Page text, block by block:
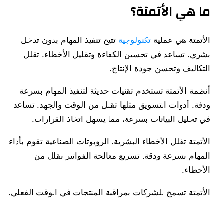
ما هي الأتمتة؟
الأتمتة هي عملية تكنولوجية تتيح تنفيذ المهام بدون تدخل
بشري. تساعد في تحسين الكفاءة وتقليل الأخطاء. تقلل
التكاليف وتحسن جودة الإنتاج.
أنظمة الأتمتة تستخدم تقنيات حديثة لتنفيذ المهام بسرعة
ودقة. أدوات التسويق مثلها تقلل من الوقت والجهد. تساعد
في تحليل البيانات بسرعة، مما يسهل اتخاذ القرارات.
الأتمتة تقلل الأخطاء البشرية. الروبوتات الصناعية تقوم بأداء
المهام بسرعة ودقة. تسريع معالجة الفواتير يقلل من
الأخطاء.
الأتمتة تسمح للشركات بمراقبة المنتجات في الوقت الفعلي.